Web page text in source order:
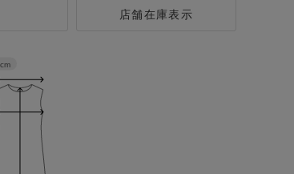
店舗在庫表示